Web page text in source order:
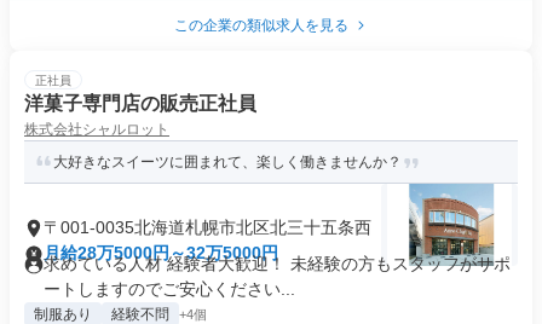
この企業の類似求人を見る
正社員
洋菓子専門店の販売正社員
株式会社シャルロット
大好きなスイーツに囲まれて、楽しく働きませんか？
〒001-0035北海道札幌市北区北三十五条西
月給28万5000円～32万5000円
求めている人材 経験者大歓迎！ 未経験の方もスタッフがサポ
ートしますのでご安心ください...
制服あり 経験不問 +4個